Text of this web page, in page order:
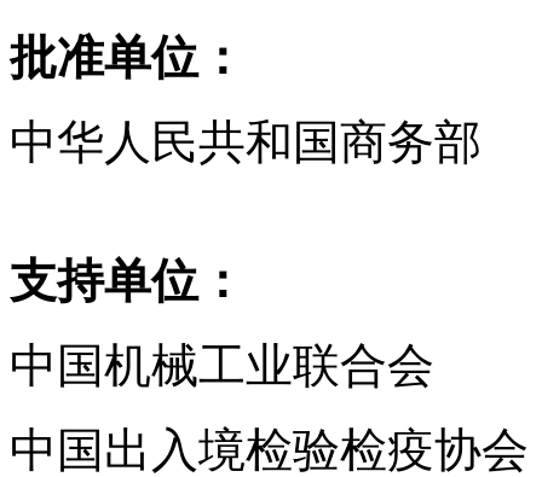
批准单位：
中华人民共和国商务部
支持单位：
中国机械工业联合会
中国出入境检验检疫协会